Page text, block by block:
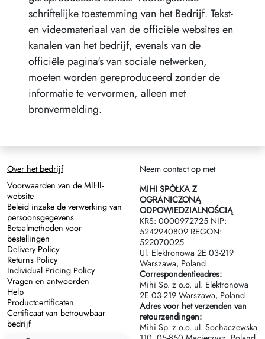
schriftelijke toestemming van het Bedrijf. Tekst-
en videomateriaal van de officiële websites en
kanalen van het bedrijf, evenals van de
officiële pagina's van sociale netwerken,
moeten worden gereproduceerd zonder de
informatie te vervormen, alleen met
bronvermelding.
Over het bedrijf
Voorwaarden van de MIHI-
website
Beleid inzake de verwerking van
persoonsgegevens
Betaalmethoden voor
bestellingen
Delivery Policy
Returns Policy
Individual Pricing Policy
Vragen en antwoorden
Help
Productcertificaten
Certificaat van betrouwbaar
bedrijf
Neem contact op met
MIHI SPÓŁKA Z
OGRANICZONĄ
ODPOWIEDZIALNOŚCIĄ
KRS: 0000972725 NIP:
5242940809 REGON:
522070025
Ul. Elektronowa 2Е 03-219
Warszawa, Poland
Correspondentieadres:
Mihi Sp. z o.o. ul. Elektronowa
2Е 03-219 Warszawa, Poland
Adres voor het verzenden van
retourzendingen:
Mihi Sp. z o.o. ul. Sochaczewska